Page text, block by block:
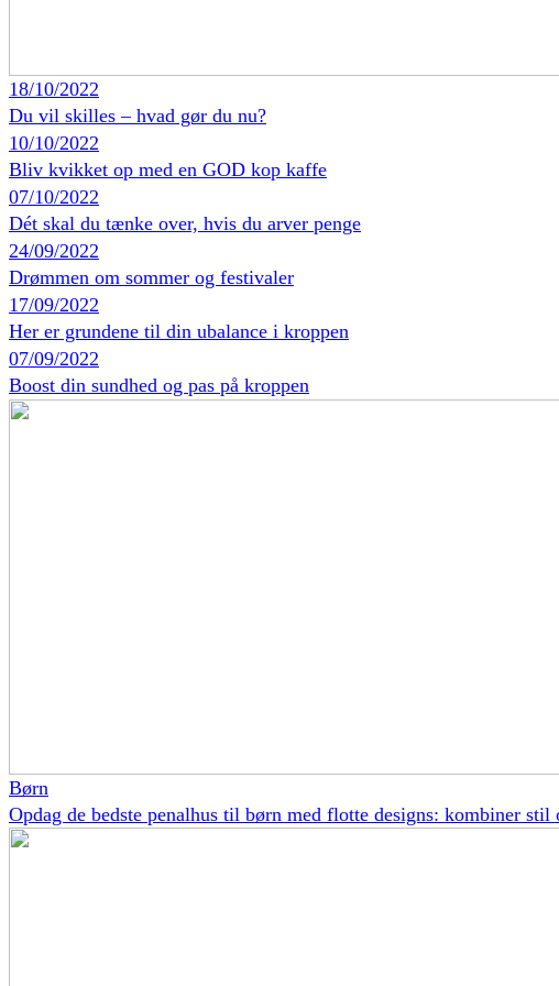
18/10/2022
Du vil skilles – hvad gør du nu?
10/10/2022
Bliv kvikket op med en GOD kop kaffe
07/10/2022
Dét skal du tænke over, hvis du arver penge
24/09/2022
Drømmen om sommer og festivaler
17/09/2022
Her er grundene til din ubalance i kroppen
07/09/2022
Boost din sundhed og pas på kroppen
Børn
Opdag de bedste penalhus til børn med flotte designs: kombiner